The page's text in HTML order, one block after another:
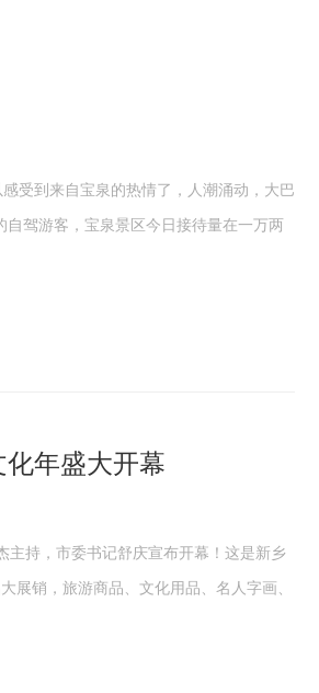
受到来自宝泉的热情了，人潮涌动，大巴
驾游客，宝泉景区今日接待量在一万两
化年盛大开幕
持，市委书记舒庆宣布开幕！这是新乡
展销，旅游商品、文化用品、名人字画、